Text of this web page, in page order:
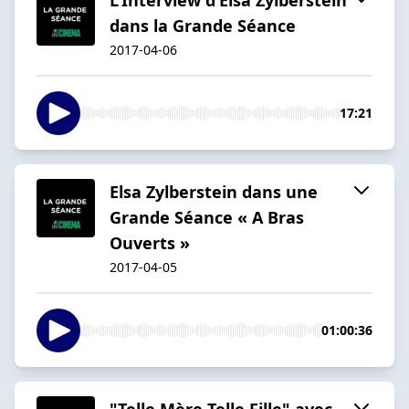
dans la Grande Séance
2017-04-06
17:21
Elsa Zylberstein dans une
Grande Séance « A Bras
Ouverts »
2017-04-05
01:00:36